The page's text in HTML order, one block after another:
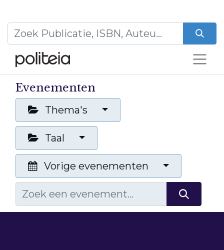
Evenementen
Thema's
Taal
Vorige evenementen